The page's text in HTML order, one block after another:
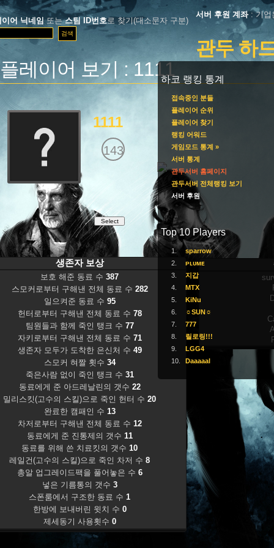
이어 닉네임또는스팀 ID번호로 찾기(대소문자 구분)
서버 후원 계좌: 기업
관두 하
플레이어 보기 : 1111
1111
143
Select
생존자 보상
보호 해준 동료 수 387
스모커로부터 구해낸 전체 동료 수 282
일으켜준 동료 수 95
헌터로부터 구해낸 전체 동료 수 78
팀원들과 함께 죽인 탱크 수 77
자키로부터 구해낸 전체 동료 수 71
생존자 모두가 도착한 은신처 수 49
스모커 혀짤 횟수 34
죽은사람 없이 죽인 탱크 수 31
동료에게 준 아드레날린의 갯수 22
밀리스킷(고수의 스킬)으로 죽인 헌터 수 20
완료한 캠패인 수 13
차저로부터 구해낸 전체 동료 수 12
동료에게 준 진통제의 갯수 11
동료를 위해 쓴 치료킷의 갯수 10
레일건(고수의 스킬)으로 죽인 차저 수 8
총알 업그레이드팩을 풀어놓은 수 6
넣은 기름통의 갯수 3
스폰룸에서 구조한 동료 수 1
한방에 보내버린 윗치 수 0
제세동기 사용횟수 0
하코 랭킹 통계
접속중인 분들
플레이어 순위
플레이어 찾기
랭킹 어워드
게임모드 통계 »
서버 통계
관두서버 홈페이지
관두서버 전체랭킹 보기
서버 후원
Top 10 Players
1.
sparrow
2.
ᴘʟᴜᴍᴇ
3.
지갑
4.
MTX
5.
KiNu
6.
☼SUN☼
7.
777
8.
릴로링!!!
9.
LGG4
10.
Daaaaal